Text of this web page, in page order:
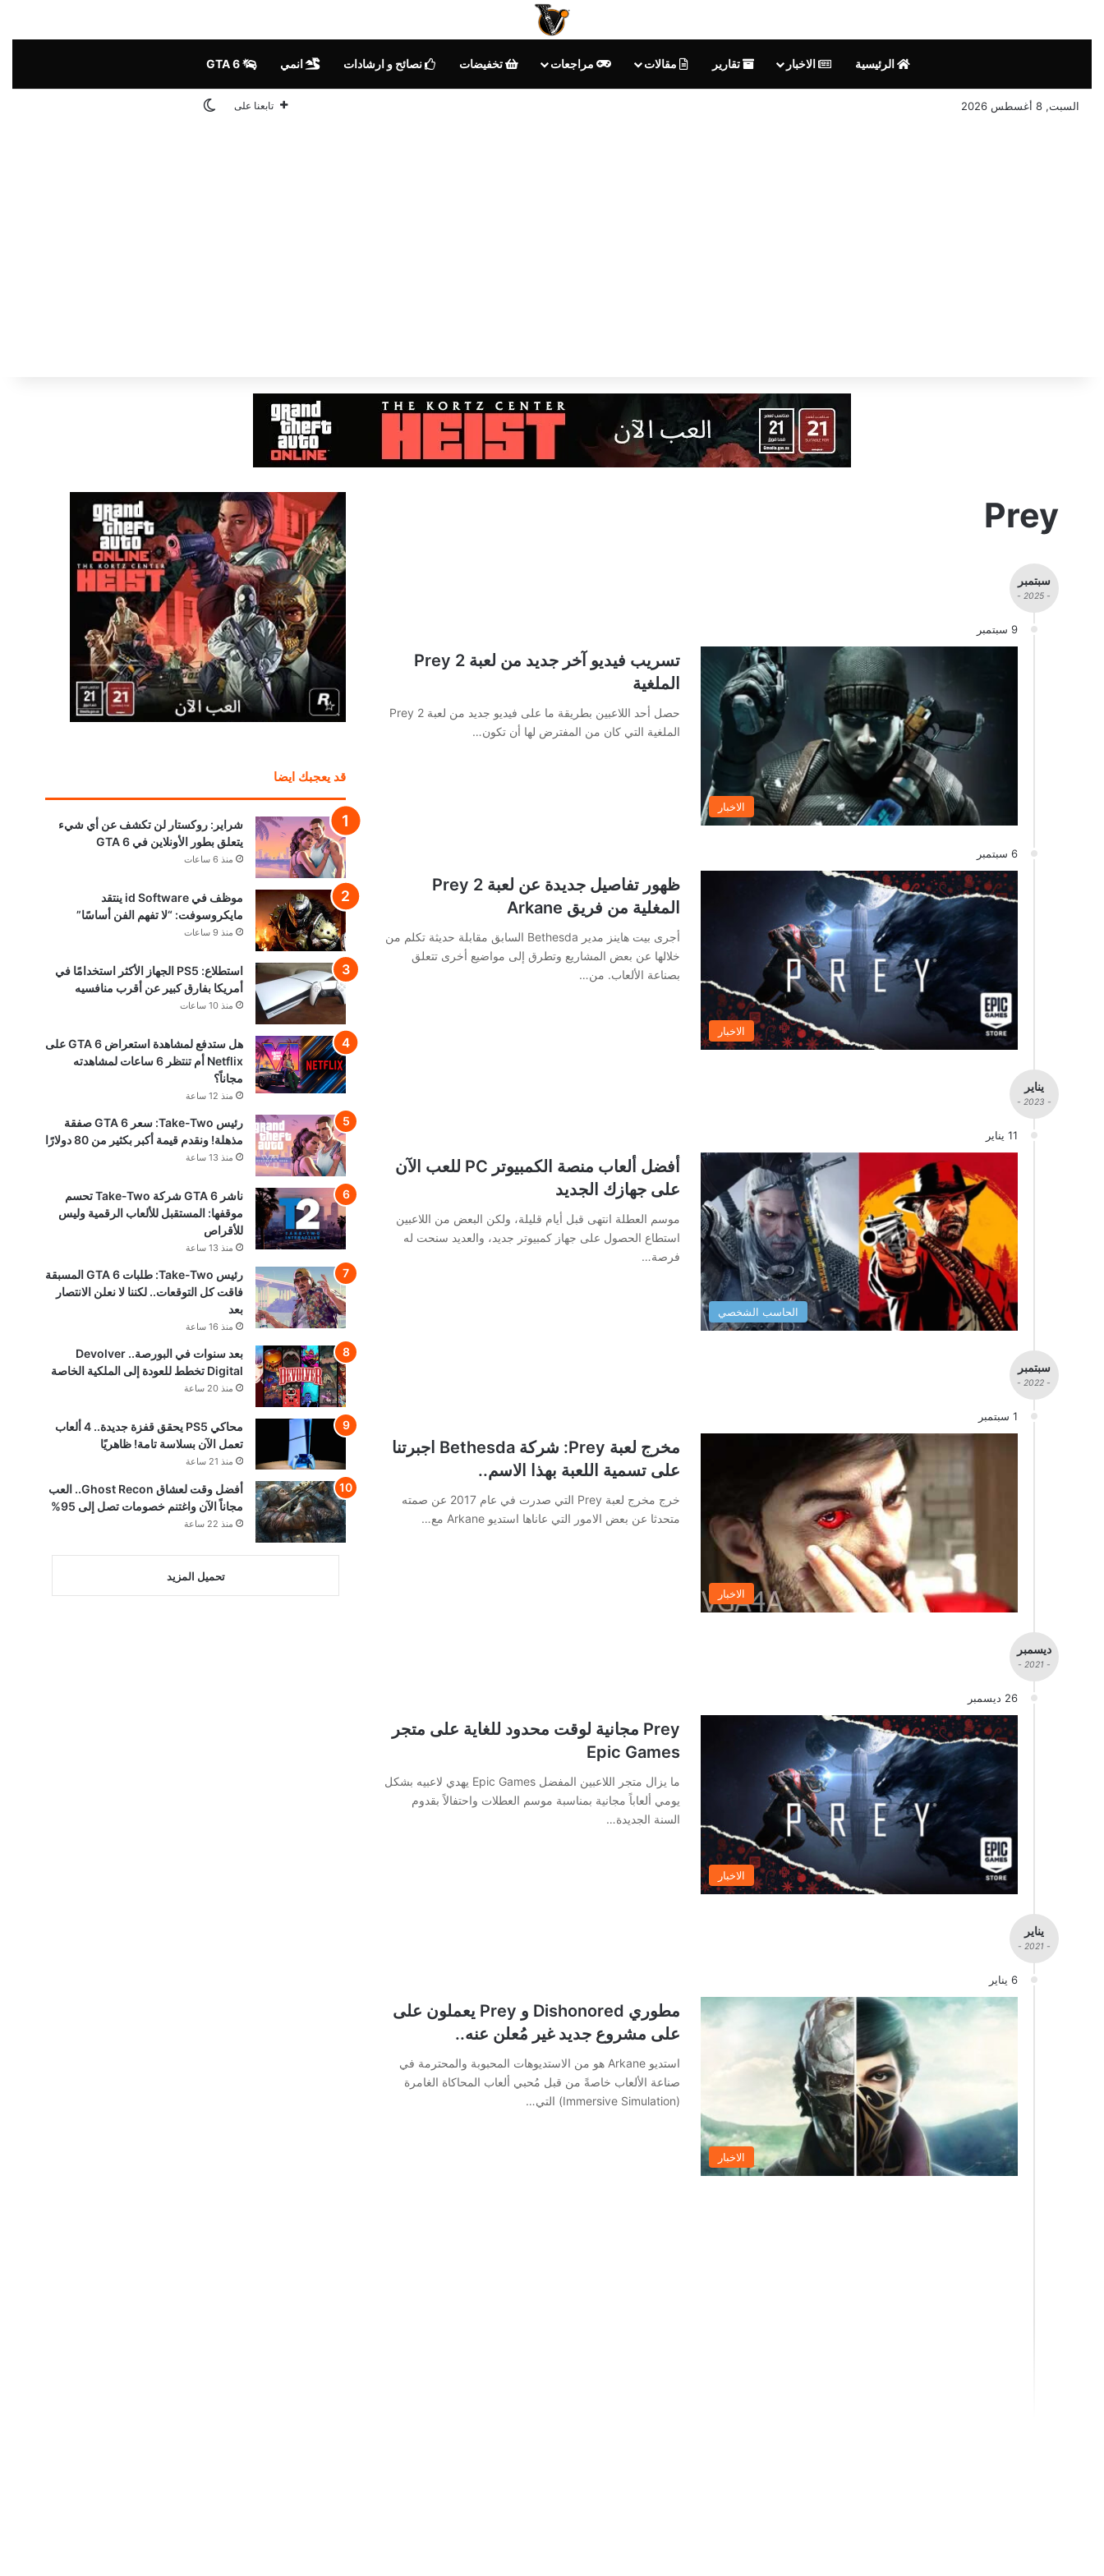
الرئيسية الاخبار تقارير مقالات مراجعات تخفيضات نصائح و ارشادات انمي
السبت, 8 أغسطس 2026 تابعنا على الوضع المظلم
Prey
سبتمبر
- 2025 -
9 سبتمبر
الاخبار
تسريب فيديو آخر جديد من لعبة Prey 2
الملغية
حصل أحد اللاعبين بطريقة ما على فيديو جديد من لعبة Prey 2
الملغية التي كان من المفترض لها أن تكون…
6 سبتمبر
الاخبار
ظهور تفاصيل جديدة عن لعبة Prey 2
المغلية من فريق Arkane
أجرى بيت هاينز مدير Bethesda السابق مقابلة حديثة تكلم من
خلالها عن بعض المشاريع وتطرق إلى مواضيع أخرى تتعلق
بصناعة الألعاب. من…
يناير
- 2023 -
11 يناير
الحاسب الشخصي
أفضل ألعاب منصة الكمبيوتر PC للعب الآن
على جهازك الجديد
موسم العطلة انتهى قبل أيام قليلة، ولكن البعض من اللاعبين
استطاع الحصول على جهاز كمبيوتر جديد، والعديد سنحت له
فرصة…
سبتمبر
- 2022 -
1 سبتمبر
الاخبار
مخرج لعبة Prey: شركة Bethesda اجبرتنا
على تسمية اللعبة بهذا الاسم..
خرج مخرج لعبة Prey التي صدرت في عام 2017 عن صمته
متحدثا عن بعض الامور التي عاناها استديو Arkane مع…
ديسمبر
- 2021 -
26 ديسمبر
الاخبار
Prey مجانية لوقت محدود للغاية على متجر
Epic Games
ما يزال متجر اللاعبين المفضل Epic Games يهدي لاعبيه بشكل
يومي ألعاباً مجانية بمناسبة موسم العطلات واحتفالاً بقدوم
السنة الجديدة…
يناير
- 2021 -
6 يناير
الاخبار
مطوري Dishonored و Prey يعملون على
على مشروع جديد غير مُعلن عنه..
استديو Arkane هو من الاستديوهات المحبوبة والمحترمة في
صناعة الألعاب خاصةً من قبل مُحبي ألعاب المحاكاة الغامرة
(Immersive Simulation) التي…
قد يعجبك ايضا
شراير: روكستار لن تكشف عن أي شيء
يتعلق بطور الأونلاين في GTA 6
منذ 6 ساعات
موظف في id Software ينتقد
مايكروسوفت: “لا تفهم الفن أساسًا”
منذ 9 ساعات
استطلاع: PS5 الجهاز الأكثر استخدامًا في
أمريكا بفارق كبير عن أقرب منافسيه
منذ 10 ساعات
هل ستدفع لمشاهدة استعراض GTA 6 على
Netflix أم تنتظر 6 ساعات لمشاهدته
مجاناً؟
منذ 12 ساعة
رئيس Take-Two: سعر GTA 6 صفقة
مذهلة! ونقدم قيمة أكبر بكثير من 80 دولارًا
منذ 13 ساعة
ناشر GTA 6 شركة Take-Two تحسم
موقفها: المستقبل للألعاب الرقمية وليس
للأقراص
منذ 13 ساعة
رئيس Take-Two: طلبات GTA 6 المسبقة
فاقت كل التوقعات.. لكننا لا نعلن الانتصار
بعد
منذ 16 ساعة
بعد سنوات في البورصة.. Devolver
Digital تخطط للعودة إلى الملكية الخاصة
منذ 20 ساعة
محاكي PS5 يحقق قفزة جديدة.. 4 ألعاب
تعمل الآن بسلاسة تامة! ظاهريًا
منذ 21 ساعة
أفضل وقت لعشاق Ghost Recon.. العب
مجاناً الآن واغتنم خصومات تصل إلى 95%
منذ 22 ساعة
تحميل المزيد